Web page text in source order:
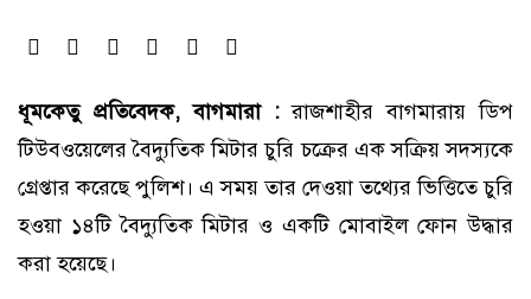
ধূমকেতু প্রতিবেদক, বাগমারা :রাজশাহীর বাগমারায় ডিপ
টিউবওয়েলের বৈদ্যুতিক মিটার চুরি চক্রের এক সক্রিয় সদস্যকে
গ্রেপ্তার করেছে পুলিশ। এ সময় তার দেওয়া তথ্যের ভিত্তিতে চুরি
হওয়া ১৪টি বৈদ্যুতিক মিটার ও একটি মোবাইল ফোন উদ্ধার
করা হয়েছে।